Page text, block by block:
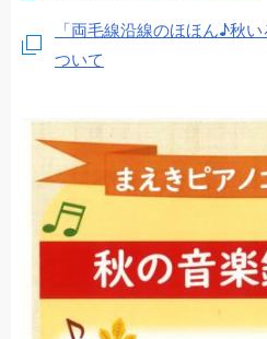
「両毛線沿線のほほん♪秋
ついて